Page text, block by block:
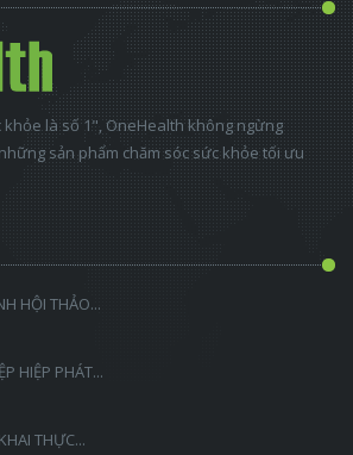
là số 1", OneHealth không ngừng
sản phẩm chăm sóc sức khỏe tối ưu
HỘI THẢO...
HIỆP PHÁT...
THỰC...